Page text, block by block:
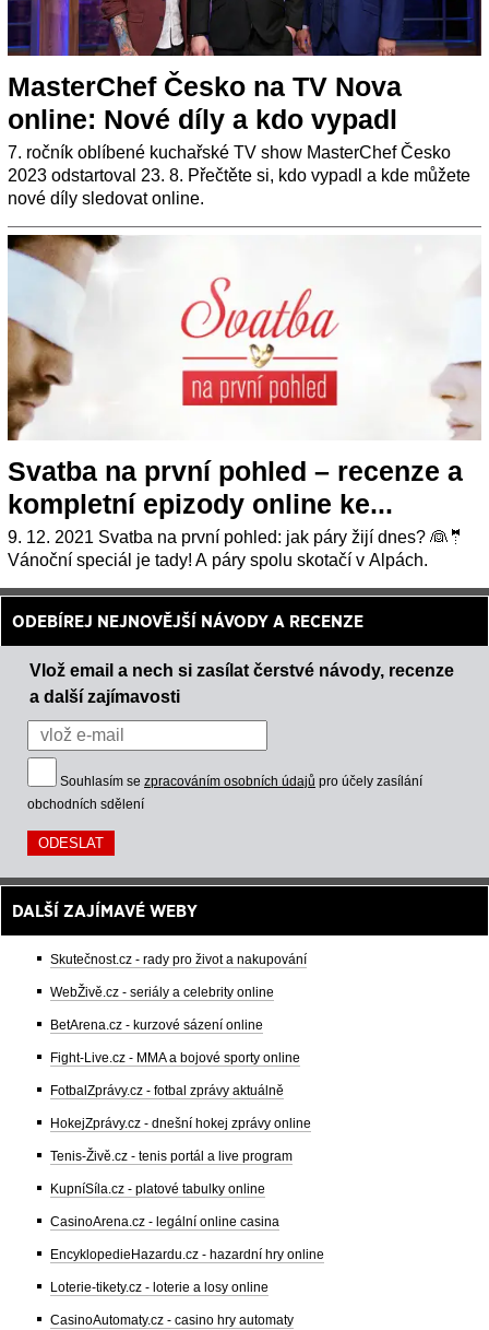
MasterChef Česko na TV Nova
online: Nové díly a kdo vypadl
7. ročník oblíbené kuchařské TV show MasterChef Česko
2023 odstartoval 23. 8. Přečtěte si, kdo vypadl a kde můžete
nové díly sledovat online.
Svatba na první pohled – recenze a
kompletní epizody online ke...
9. 12. 2021 Svatba na první pohled: jak páry žijí dnes? 👰🤵
Vánoční speciál je tady! A páry spolu skotačí v Alpách.
ODEBÍREJ NEJNOVĚJŠÍ NÁVODY A RECENZE
Vlož email a nech si zasílat čerstvé návody, recenze
a další zajímavosti
Souhlasím se zpracováním osobních údajů pro účely zasílání
obchodních sdělení
DALŠÍ ZAJÍMAVÉ WEBY
Skutečnost.cz - rady pro život a nakupování
WebŽivě.cz - seriály a celebrity online
BetArena.cz - kurzové sázení online
Fight-Live.cz - MMA a bojové sporty online
FotbalZprávy.cz - fotbal zprávy aktuálně
HokejZprávy.cz - dnešní hokej zprávy online
Tenis-Živě.cz - tenis portál a live program
KupníSíla.cz - platové tabulky online
CasinoArena.cz - legální online casina
EncyklopedieHazardu.cz - hazardní hry online
Loterie-tikety.cz - loterie a losy online
CasinoAutomaty.cz - casino hry automaty